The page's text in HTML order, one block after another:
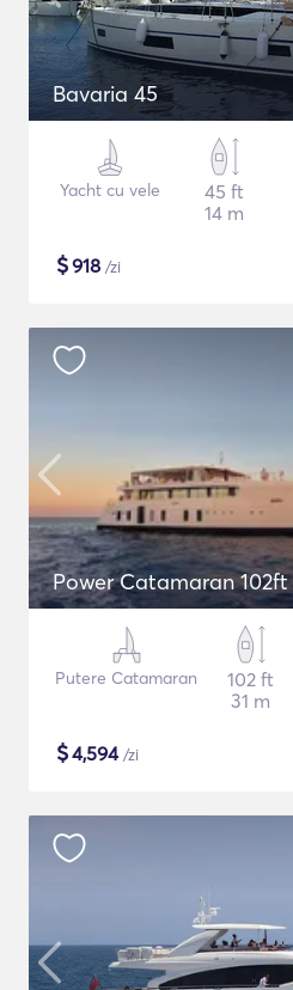
Bavaria 45
Yacht cu vele
45 ft
14 m
$918 /zi
Power Catamaran 102ft
Putere Catamaran
102 ft
31 m
$4,594/zi